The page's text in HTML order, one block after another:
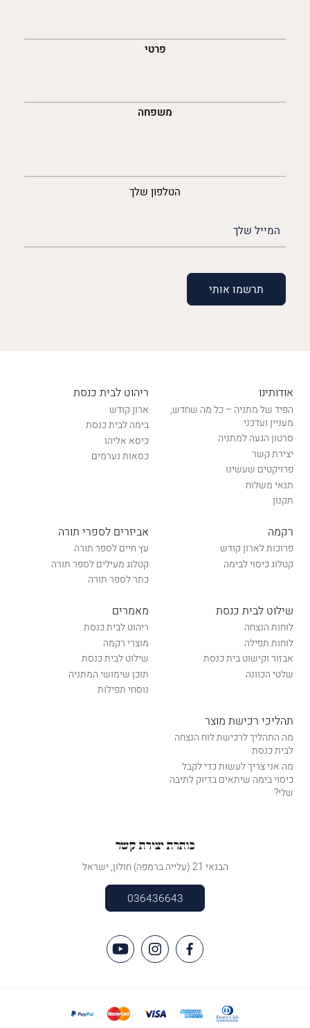
פרטי
משפחה
הטלפון שלך
(חובה)
אודותינו
הפיד של מתניה – כל מה שחדש,
מעניין ועדכני
סרטון הגעה למתניה
יצירת קשר
פרויקטים שעשינו
תנאי משלוח
תקנון
ריהוט לבית כנסת
ארון קודש
בימה לבית כנסת
כיסא אליהו
כסאות נערמים
רקמה
פרוכות לארון קודש
קטלוג כיסוי לבימה
אביזרים לספרי תורה
עץ חיים לספר תורה
קטלוג מעילים לספר תורה
כתר לספר תורה
שילוט לבית כנסת
לוחות הנצחה
לוחות תפילה
אבזור וקישוט בית כנסת
שלטי הכוונה
מאמרים
ריהוט לבית כנסת
מוצרי רקמה
שילוט לבית כנסת
תוכן שימושי המתניה
נוסחי תפילות
תהליכי רכישת מוצר
מה התהליך לרכישת לוח הנצחה
לבית כנסת
מה אני צריך לעשות כדי לקבל
כיסוי בימה שיתאים בדיוק לתיבה
שלי?
כותרת יצירת קשר
הבנאי 21 (עלייה ברמפה) חולון, ישראל
036436643